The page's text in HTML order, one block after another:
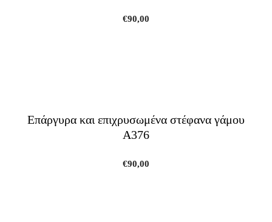
€90,00
Επάργυρα και επιχρυσωμένα στέφανα γάμου
A376
€90,00